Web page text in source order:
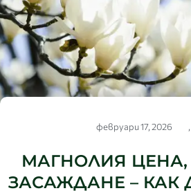
февруари 17, 2026 ,
МАГНОЛИЯ
ЗАСАЖДАНЕ – КАК